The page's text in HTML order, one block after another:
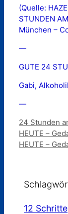
(Quelle:
STUNDEN
München –
—
GUTE 24
Gabi,
—
Kategorien
24 Stunden
HEUTE –
HEUTE –
12 Schritte